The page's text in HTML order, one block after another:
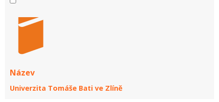
Název
Univerzita Tomáše Bati ve Zlíně